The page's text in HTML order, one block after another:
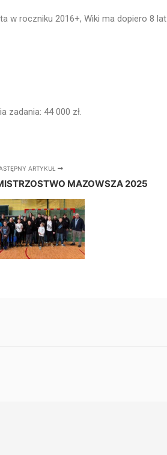
w roczniku 2016+, Wiki ma dopiero 8 lat
zadania: 44 000 zł.
ARTYKUŁ
MAZOWSZA 2025